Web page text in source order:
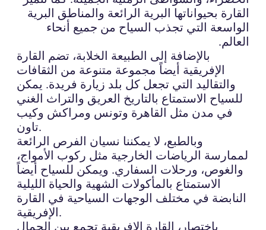
القارة بحيواناتها البرية الرائعة والمناطق البرية
الواسعة التي تجذب السياح من جميع أنحاء
العالم.
بالإضافة إلى الطبيعة الخلابة، تضم القارة
الإفريقية أيضاً مجموعة متنوعة من الثقافات
والتقاليد التي تجعل كل بلد زيارة فريدة. يمكن
للسياح الاستمتاع بالتاريخ العريق والتراث الغني
في مدن مثل القاهرة وتونس ومراكش وكيب
تاون.
وبالطبع، لا يمكننا نسيان الفرص الرائعة
لممارسة الرياضات الخارجية مثل ركوب الأمواج،
والغوص، ورحلات السفاري. ويمكن للسياح أيضاً
الاستمتاع بالمأكولات الشهية والحياة الليلية
النابضة في مختلف الوجهات السياحية في القارة
الإفريقية.
باختصار، القارة الإفريقية تجمع بين الجمال